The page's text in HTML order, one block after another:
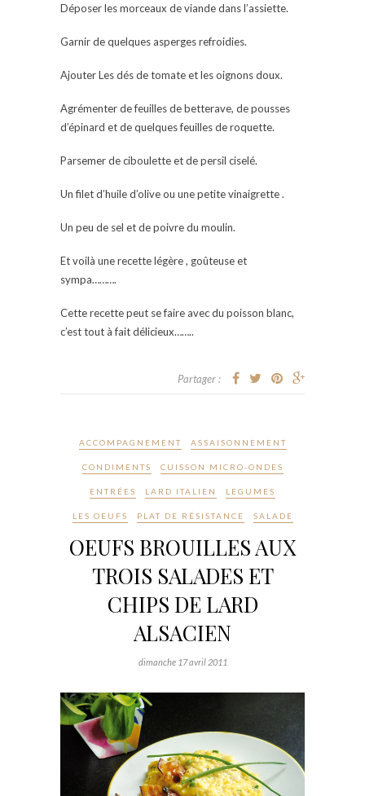
Déposer les morceaux de viande dans l’assiette.
Garnir de quelques asperges refroidies.
Ajouter Les dés de tomate et les oignons doux.
Agrémenter de feuilles de betterave, de pousses
d’épinard et de quelques feuilles de roquette.
Parsemer de ciboulette et de persil ciselé.
Un filet d’huile d’olive ou une petite vinaigrette .
Un peu de sel et de poivre du moulin.
Et voilà une recette légère , goûteuse et
sympa……….
Cette recette peut se faire avec du poisson blanc,
c’est tout à fait délicieux……..
Partager :
ACCOMPAGNEMENT ASSAISONNEMENT
CONDIMENTS CUISSON MICRO-ONDES
ENTRÉES LARD ITALIEN LEGUMES
LES OEUFS PLAT DE RÉSISTANCE SALADE
OEUFS BROUILLES AUX
TROIS SALADES ET
CHIPS DE LARD
ALSACIEN
dimanche 17 avril 2011